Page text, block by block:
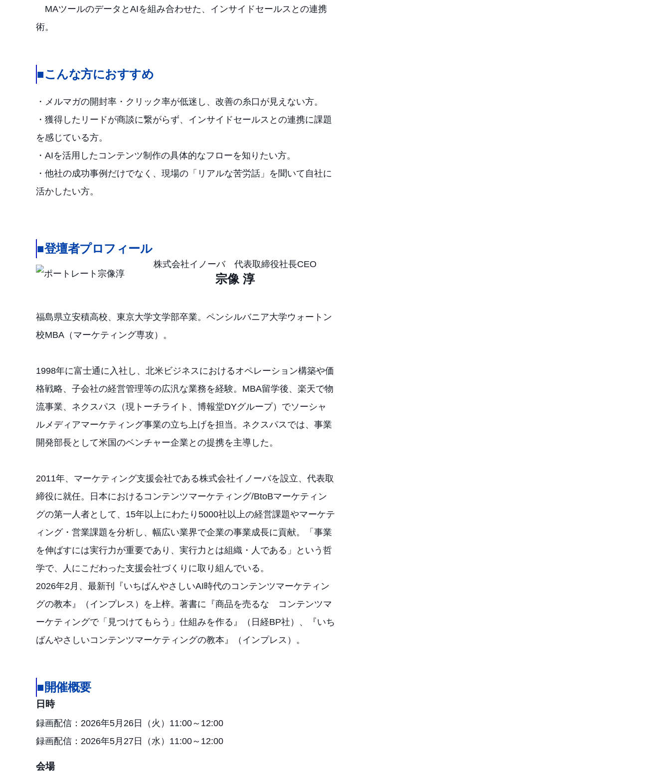
MAツールのデータとAIを組み合わせた、インサイドセールスとの連携
術。
■こんな方におすすめ
・メルマガの開封率・クリック率が低迷し、改善の糸口が見えない方。
・獲得したリードが商談に繋がらず、インサイドセールスとの連携に課題
を感じている方。
・AIを活用したコンテンツ制作の具体的なフローを知りたい方。
・他社の成功事例だけでなく、現場の「リアルな苦労話」を聞いて自社に
活かしたい方。
■登壇者プロフィール
株式会社イノーバ 代表取締役社長CEO
宗像 淳
福島県立安積高校、東京大学文学部卒業。ペンシルバニア大学ウォートン
校MBA（マーケティング専攻）。
1998年に富士通に入社し、北米ビジネスにおけるオペレーション構築や価
格戦略、子会社の経営管理等の広汎な業務を経験。MBA留学後、楽天で物
流事業、ネクスパス（現トーチライト、博報堂DYグループ）でソーシャ
ルメディアマーケティング事業の立ち上げを担当。ネクスパスでは、事業
開発部長として米国のベンチャー企業との提携を主導した。
2011年、マーケティング支援会社である株式会社イノーバを設立、代表取
締役に就任。日本におけるコンテンツマーケティング/BtoBマーケティン
グの第一人者として、15年以上にわたり5000社以上の経営課題やマーケテ
ィング・営業課題を分析し、幅広い業界で企業の事業成長に貢献。「事業
を伸ばすには実行力が重要であり、実行力とは組織・人である」という哲
学で、人にこだわった支援会社づくりに取り組んでいる。
2026年2月、最新刊『いちばんやさしいAI時代のコンテンツマーケティン
グの教本』（インプレス）を上梓。著書に『商品を売るな コンテンツマ
ーケティングで「見つけてもらう」仕組みを作る』（日経BP社）、『いち
ばんやさしいコンテンツマーケティングの教本』（インプレス）。
■開催概要
日時
録画配信：2026年5月26日（火）11:00～12:00
録画配信：2026年5月27日（水）11:00～12:00
会場